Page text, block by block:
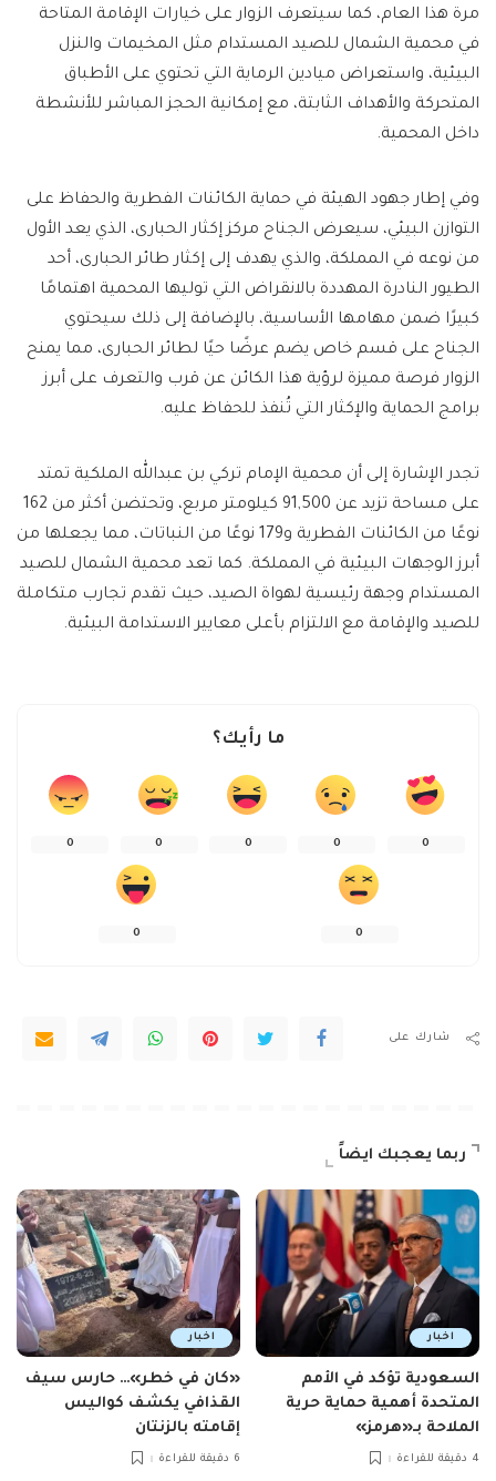
مرة هذا العام، كما سيتعرف الزوار على خيارات الإقامة المتاحة
في محمية الشمال للصيد المستدام مثل المخيمات والنزل
البيئية، واستعراض ميادين الرماية التي تحتوي على الأطباق
المتحركة والأهداف الثابتة، مع إمكانية الحجز المباشر للأنشطة
داخل المحمية.
وفي إطار جهود الهيئة في حماية الكائنات الفطرية والحفاظ على
التوازن البيئي، سيعرض الجناح مركز إكثار الحبارى، الذي يعد الأول
من نوعه في المملكة، والذي يهدف إلى إكثار طائر الحبارى، أحد
الطيور النادرة المهددة بالانقراض التي توليها المحمية اهتمامًا
كبيرًا ضمن مهامها الأساسية، بالإضافة إلى ذلك سيحتوي
الجناح على قسم خاص يضم عرضًا حيًا لطائر الحبارى، مما يمنح
الزوار فرصة مميزة لرؤية هذا الكائن عن قرب والتعرف على أبرز
برامج الحماية والإكثار التي تُنفذ للحفاظ عليه.
تجدر الإشارة إلى أن محمية الإمام تركي بن عبدالله الملكية تمتد
على مساحة تزيد عن 91,500 كيلومتر مربع، وتحتضن أكثر من 162
نوعًا من الكائنات الفطرية و179 نوعًا من النباتات، مما يجعلها من
أبرز الوجهات البيئية في المملكة. كما تعد محمية الشمال للصيد
المستدام وجهة رئيسية لهواة الصيد، حيث تقدم تجارب متكاملة
للصيد والإقامة مع الالتزام بأعلى معايير الاستدامة البيئية.
ما رأيك؟
0
0
0
0
0
0
0
شارك على
ربما يعجبك ايضاً
اخبار
السعودية تؤكد في الأمم
المتحدة أهمية حماية حرية
الملاحة بـ«هرمز»
4 دقيقة للقراءة
اخبار
«كان في خطر»… حارس سيف
القذافي يكشف كواليس
إقامته بالزنتان
6 دقيقة للقراءة